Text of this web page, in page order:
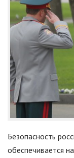
Безопасность
обеспечивается